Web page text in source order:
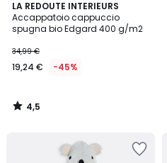
LA REDOUTE INTERIEURS
Accappatoio cappuccio
spugna bio Edgard 400 g/m2
34,99 €
19,24 € -45%
4,5
/ 5
4,5
/